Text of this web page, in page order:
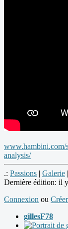
www.hambini.com/
analysis/
.: Passions | Galerie |
Dernière édition: il
Connexion ou
gillesF78